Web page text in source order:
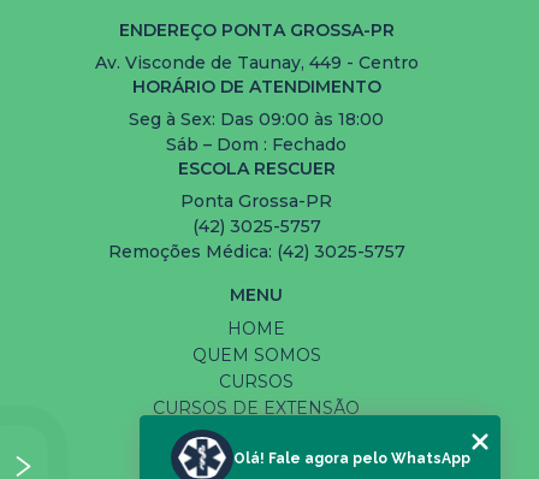
ENDEREÇO PONTA GROSSA-PR
Av. Visconde de Taunay, 449 - Centro
HORÁRIO DE ATENDIMENTO
Seg à Sex: Das 09:00 às 18:00
Sáb – Dom : Fechado
ESCOLA RESCUER
Ponta Grossa-PR
(42) 3025-5757
Remoções Médica: (42) 3025-5757
MENU
HOME
QUEM SOMOS
CURSOS
CURSOS DE EXTENSÃO
SERVIÇOS
CONTATO
Olá! Fale agora pelo WhatsApp